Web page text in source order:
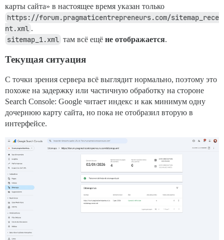
карты сайта» в настоящее время указан только
https://forum.pragmaticentrepreneurs.com/sitemap_rece
nt.xml .
sitemap_1.xml там всё ещё не отображается.
Текущая ситуация
С точки зрения сервера всё выглядит нормально, поэтому это
похоже на задержку или частичную обработку на стороне
Search Console: Google читает индекс и как минимум одну
дочернюю карту сайта, но пока не отобразил вторую в
интерфейсе.